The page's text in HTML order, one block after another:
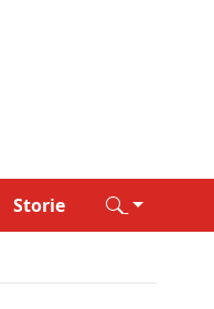
Storie